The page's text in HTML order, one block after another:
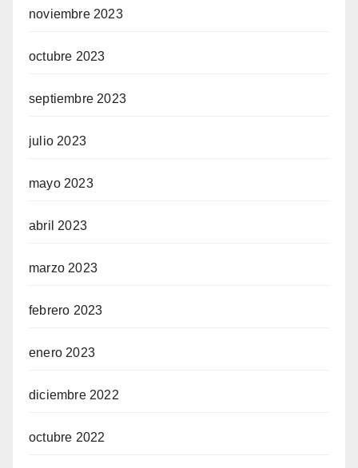
noviembre 2023
octubre 2023
septiembre 2023
julio 2023
mayo 2023
abril 2023
marzo 2023
febrero 2023
enero 2023
diciembre 2022
octubre 2022